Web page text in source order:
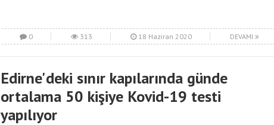
0 313 18 Haziran 2020 DEVAMI
Edirne'deki sınır kapılarında günde
ortalama 50 kişiye Kovid-19 testi
yapılıyor